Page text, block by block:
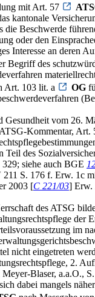
mit Art. 57
kantonale
die Beschwerde
oder den
Interesse an deren
Begriff des
Art. 103 lit. a
OG
Gesundheit vom 26.
Kommentar, Art.
Teil des
siehe auch BGE
S. 176 f. Erw. 1c
2003 [C 221/03] Erw.
des ATSG
der
im
nicht eingetreten
2.
Blaser, a.a.O.,
dabei mangels